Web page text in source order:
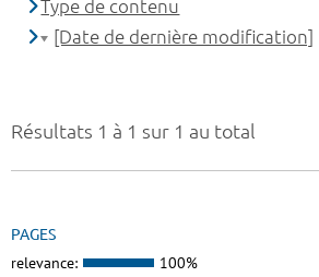
Résultats 1 à 1 sur 1 au total
PAGES
relevance: 100%
Type de contenu
[Date de dernière modification]